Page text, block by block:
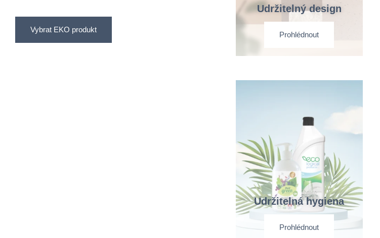
Vybrat EKO produkt
Udržitelný design
Prohlédnout
Udržitelná hygiena
Prohlédnout